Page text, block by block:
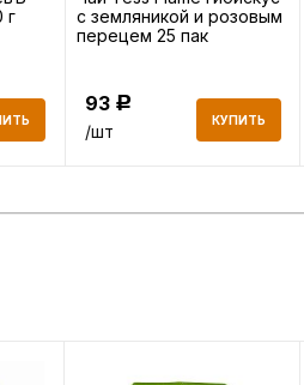
г
с земляникой и розовым
перецем 25 пак
93 Р
/шт
КУПИТЬ